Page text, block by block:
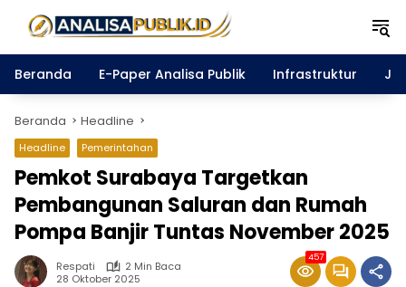
Beranda
E-Paper Analisa Publik Infrastruktur
Beranda Headline
Headline Pemerintahan
Pemkot Surabaya Targetkan
Pembangunan Saluran dan Rumah
Pompa Banjir Tuntas November 2025
Respati
2 Min Baca
28 Oktober 2025
457